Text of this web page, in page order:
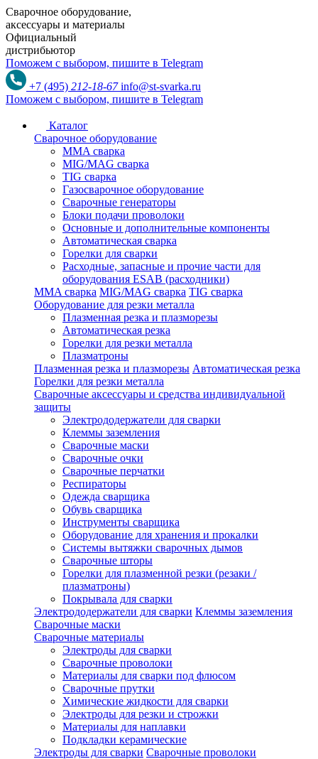
Сварочное оборудование,
аксессуары и материалы
Официальный
дистрибьютор
Поможем с выбором, пишите в Telegram
+7 (495) 212-18-67 info@st-svarka.ru
Поможем с выбором, пишите в Telegram
Каталог
Сварочное оборудование
MMA сварка
MIG/MAG сварка
TIG сварка
Газосварочное оборудование
Сварочные генераторы
Блоки подачи проволоки
Основные и дополнительные компоненты
Автоматическая сварка
Горелки для сварки
Расходные, запасные и прочие части для
оборудования ESAB (расходники)
MMA сварка MIG/MAG сварка TIG сварка
Оборудование для резки металла
Плазменная резка и плазморезы
Автоматическая резка
Горелки для резки металла
Плазматроны
Плазменная резка и плазморезы Автоматическая резка
Горелки для резки металла
Сварочные аксессуары и средства индивидуальной
защиты
Электрододержатели для сварки
Клеммы заземления
Сварочные маски
Сварочные очки
Сварочные перчатки
Респираторы
Одежда сварщика
Обувь сварщика
Инструменты сварщика
Оборудование для хранения и прокалки
Системы вытяжки сварочных дымов
Сварочные шторы
Горелки для плазменной резки (резаки /
плазматроны)
Покрывала для сварки
Электрододержатели для сварки Клеммы заземления
Сварочные маски
Сварочные материалы
Электроды для сварки
Сварочные проволоки
Материалы для сварки под флюсом
Сварочные прутки
Химические жидкости для сварки
Электроды для резки и строжки
Материалы для наплавки
Подкладки керамические
Электроды для сварки Сварочные проволоки